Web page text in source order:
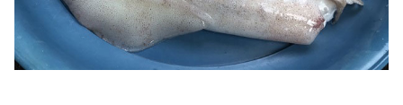
แต่งงาน